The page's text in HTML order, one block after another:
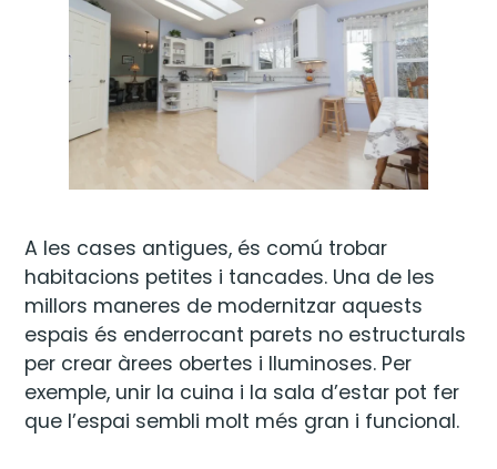
A les cases antigues, és comú trobar
habitacions petites i tancades. Una de les
millors maneres de modernitzar aquests
espais és enderrocant parets no estructurals
per crear àrees obertes i lluminoses. Per
exemple, unir la cuina i la sala d’estar pot fer
que l’espai sembli molt més gran i funcional.